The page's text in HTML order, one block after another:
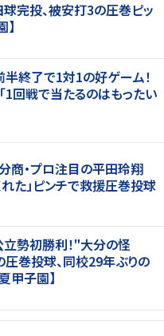
完投、被安打3の圧巻ピッ
終了で1対1の好ゲーム！
1回戦で当たるのはもったい
分商・プロ注目の平田玲翔
れた」ピンチで救援圧巻投球
勢初勝利！"大分の怪
巻投球、同校29年ぶりの
甲子園】